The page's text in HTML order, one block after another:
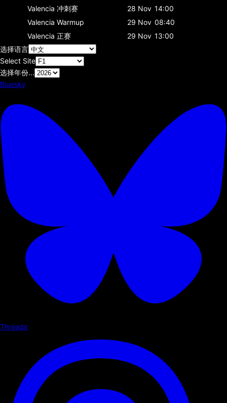
Valencia 冲刺赛 28 Nov 14:00
Valencia Warmup 29 Nov 08:40
Valencia 正赛 29 Nov 13:00
选择语言
Select Site
选择年份...
Bluesky
Threads